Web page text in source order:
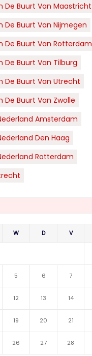
De Buurt Van Maastricht
De Buurt Van Nijmegen
De Buurt Van Rotterdam
De Buurt Van Tilburg
De Buurt Van Utrecht
De Buurt Van Zwolle
Amsterdam
Den Haag
Rotterdam
W D V
5 6 7
12 13 14
19 20 21
26 27 28